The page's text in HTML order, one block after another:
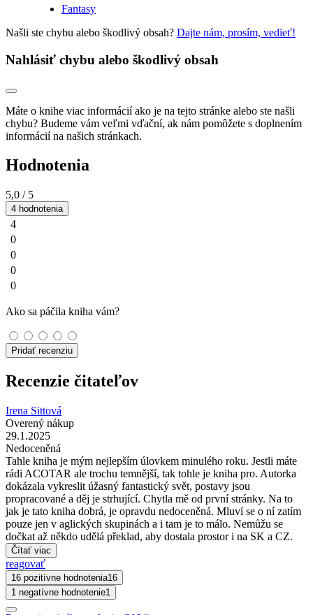
Fantasy
Našli ste chybu alebo škodlivý obsah? Dajte nám, prosím, vedieť!
Nahlásiť chybu alebo škodlivý obsah
Máte o knihe viac informácií ako je na tejto stránke alebo ste našli
chybu? Budeme vám veľmi vďační, ak nám pomôžete s doplnením
informácií na našich stránkach.
Hodnotenia
5,0 / 5
4 hodnotenia
4
0
0
0
0
Ako sa páčila kniha vám?
Pridať recenziu
Recenzie čitateľov
Irena Sittová
Overený nákup
29.1.2025
Nedoceněná
Tahle kniha je mým nejlepším úlovkem minulého roku. Jestli máte
rádi ACOTAR ale trochu temnější, tak tohle je kniha pro. Autorka
dokázala vykreslit úžasný fantastický svět, postavy jsou
propracované a děj je strhující. Chytla mě od první stránky. Na to
jak je tato kniha dobrá, je opravdu nedoceněná. Mluví se o ní zatím
pouze jen v aglických skupinách a i tam je to málo. Nemůžu se
dočkat až někdo udělá překlad, aby dostala prostor i na SK a CZ.
Čítať viac
reagovať
16 pozitívne hodnotenia16
1 negatívne hodnotenie1